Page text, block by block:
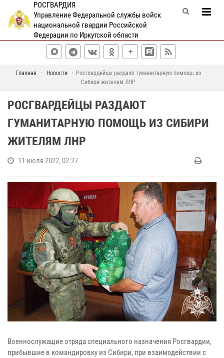
РОСГВАРДИЯ
Управление Федеральной службы войск
национальной гвардии Российской
Федерации по Иркутской области
Главная Новости
Росгвардейцы раздают гуманитарную помощь из
Сибири жителям ЛНР
РОСГВАРДЕЙЦЫ РАЗДАЮТ
ГУМАНИТАРНУЮ ПОМОЩЬ ИЗ СИБИРИ
ЖИТЕЛЯМ ЛНР
11 июля 2022, 02:27
Военнослужащие отряда специального назначения Росгвардии,
прибывшие в командировку из Сибири, при взаимодействии с